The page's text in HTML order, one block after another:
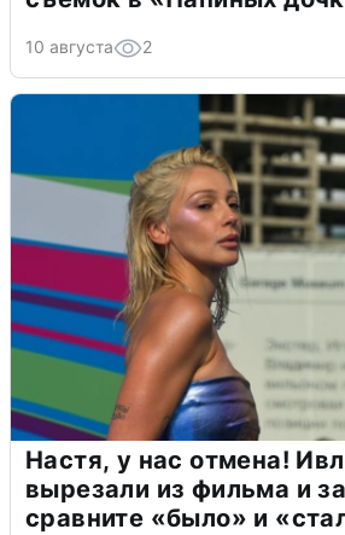
10 августа 2
Настя, у нас отмена!
вырезали из фильма и
сравните «было» и